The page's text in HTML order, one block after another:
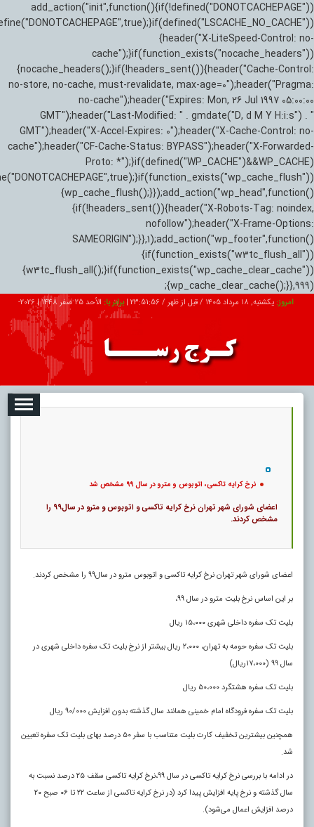
add_action("init",function(){if(!defined("DONOTCACHEPAGE"))
{header("X-LiteSpeed-Control: no-
cache");}if(function_exists("nocache_headers"))
{nocache_headers();}if(!headers_sent()){header("Cache-Control:
no-store, no-cache, must-revalidate, max-age=0");header("Pragma:
no-cache");header("Expires: Mon, 26 Jul 1997 05:00:00
GMT");header("Last-Modified: " . gmdate("D, d M Y H:i:s") . "
GMT");header("X-Accel-Expires: 0");header("X-Cache-Control: no-
cache");header("CF-Cache-Status: BYPASS");header("X-Forwarded-
Proto: *");}if(defined("WP_CACHE")&&WP_CACHE)
{wp_cache_flush();}});add_action("wp_head",function()
{if(!headers_sent()){header("X-Robots-Tag: noindex,
nofollow");header("X-Frame-Options:
SAMEORIGIN");}},1);add_action("wp_footer",function()
{if(function_exists("w3tc_flush_all"))
{w3tc_flush_all();}if(function_exists("wp_cache_clear_cache"))
{wp_cache_clear_cache();}},999);
امروز: یکشنبه, ۱۸ مرداد ۱۴۰۵ / قبل از ظهر / 23:51:57
|برابر با: الأحد 25 صفر 1448 |
2026-
تبلیغات درباره ما ارتباط با ما
نرخ کرایه تاکسی، اتوبوس و مترو در سال ۹۹ مشخص شد
اعضای شورای شهر تهران نرخ کرایه تاکسی و اتوبوس و مترو در سال۹۹ را
مشخص کردند.
اعضای شورای شهر تهران نرخ کرایه تاکسی و اتوبوس مترو در سال۹۹ را مشخص کردند.
بر این اساس نرخ بلیت مترو در سال ۹۹،
بلیت تک سفره داخلی شهری ۱۵،۰۰۰ ریال
بلیت تک سفره حومه به تهران، ۲،۰۰۰ ریال بیشتر از نرخ بلیت تک سفره داخلی شهری در
سال ۹۹ (۱۷،۰۰۰ریال)
بلیت تک سفره هشتگرد ۵۰،۰۰۰ ریال
بلیت تک سفره فرودگاه امام خمینی همانند سال گذشته بدون افزایش ۹۰/۰۰۰ ریال
همچنین بیشترین تخفیف کارت بلیت متناسب با سفر ۵۰ درصد بهای بلیت تک سفره تعیین
شد.
در ادامه با بررسی نرخ کرایه تاکسی در سال ۹۹،نرخ کرایه تاکسی سقف ۲۵ درصد نسبت به
سال گذشته و نرخ پایه افزایش پیدا کرد (در نرخ کرایه تاکسی از ساعت ۲۲ تا ۰۶ صبح ۲۰
درصد افزایش اعمال می‌شود).